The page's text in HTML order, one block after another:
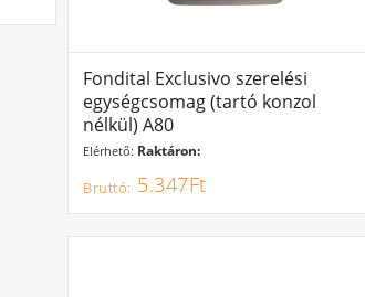
Fondital Exclusivo szerelési
egységcsomag (tartó konzol
nélkül) A80
Elérhető: Raktáron:
5.347Ft